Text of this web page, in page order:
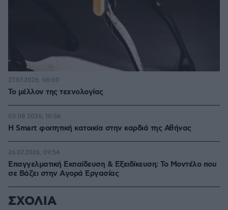
Το μέλλον της τεχνολογίας
27.07.2026, 06:00
Η Smart φοιτητική κατοικία στην καρδιά της Αθήνας
03.08.2026, 10:56
Επαγγελματική Εκπαίδευση & Εξειδίκευση: Το Mοντέλο που
σε Bάζει στην Aγορά Eργασίας
26.07.2026, 09:54
ΣΧΟΛΙΑ